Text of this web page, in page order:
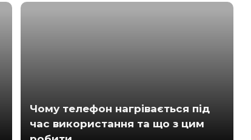
Чому телефон нагрівається під
час використання та що з цим